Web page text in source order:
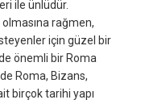
ile ünlüdür.
rağmen,
için güzel bir
önemli bir Roma
Roma, Bizans,
birçok tarihi yapı